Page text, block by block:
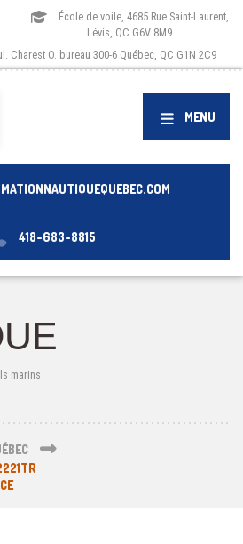
École de voile, 4685 Rue Saint-Laurent,
Lévis, QC G6V 8M9
Charest O. bureau 300-6 Québec, QC G1N 2C9
MENU
418-683-8815
marins